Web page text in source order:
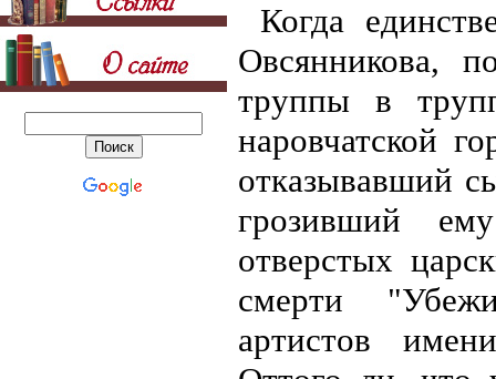
Когда
Овсянникова,
труппы в
наровчатской
отказывавший
грозивший
отверстых
смерти
артистов